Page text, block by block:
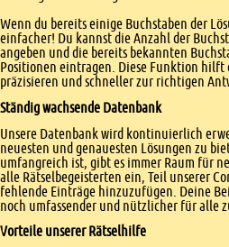
Wenn du bereits einige Buchstaben der
einfacher! Du kannst die Anzahl der
angeben und die bereits bekannten
Positionen eintragen. Diese Funktion hilft
präzisieren und schneller zur richtigen
Ständig wachsende Datenbank
Unsere Datenbank wird kontinuierlich
neuesten und genauesten Lösungen zu
umfangreich ist, gibt es immer Raum für
alle Rätselbegeisterten ein, Teil unserer
fehlende Einträge hinzuzufügen. Deine
noch umfassender und nützlicher für alle
Vorteile unserer Rätselhilfe